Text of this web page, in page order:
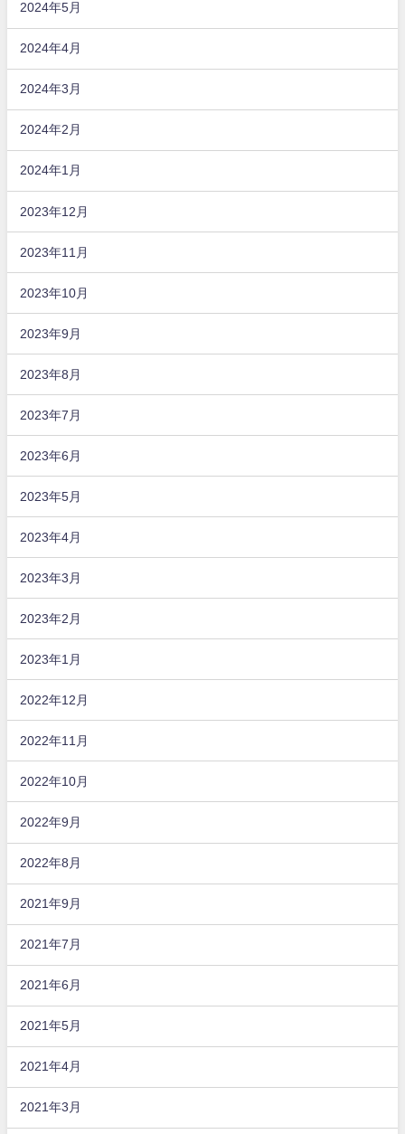
2024年5月
2024年4月
2024年3月
2024年2月
2024年1月
2023年12月
2023年11月
2023年10月
2023年9月
2023年8月
2023年7月
2023年6月
2023年5月
2023年4月
2023年3月
2023年2月
2023年1月
2022年12月
2022年11月
2022年10月
2022年9月
2022年8月
2021年9月
2021年7月
2021年6月
2021年5月
2021年4月
2021年3月